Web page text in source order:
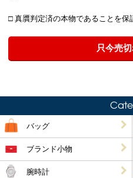
□ 真贋判定済の本物であることを保
只今売
バッグ
ブランド小物
腕時計